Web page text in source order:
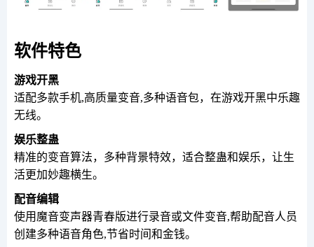
软件特色
游戏开黑
适配多款手机,高质量变音,多种语音包，在游戏开黑中乐趣
无线。
娱乐整蛊
精准的变音算法，多种背景特效，适合整蛊和娱乐，让生
活更加妙趣横生。
配音编辑
使用魔音变声器青春版进行录音或文件变音,帮助配音人员
创建多种语音角色,节省时间和金钱。